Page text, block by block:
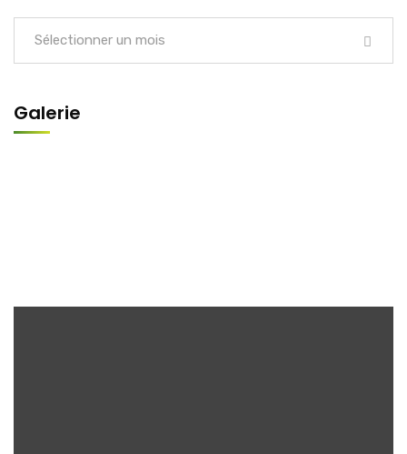
Sélectionner un mois
Galerie